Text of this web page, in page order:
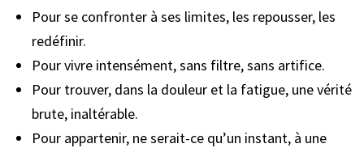
Pour se confronter à ses limites, les repousser, les
redéfinir.
Pour vivre intensément, sans filtre, sans artifice.
Pour trouver, dans la douleur et la fatigue, une vérité
brute, inaltérable.
Pour appartenir, ne serait-ce qu’un instant, à une